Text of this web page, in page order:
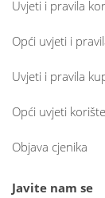
Uvjeti i pravila
Opći uvjeti i
Uvjeti i pravila
Opći uvjeti
Objava cjenika
Javite nam se